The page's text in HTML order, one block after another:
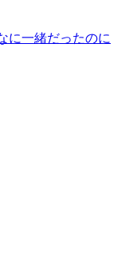
に一緒だったのに